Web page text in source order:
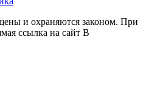
и охраняются законом. При
ссылка на сайт В